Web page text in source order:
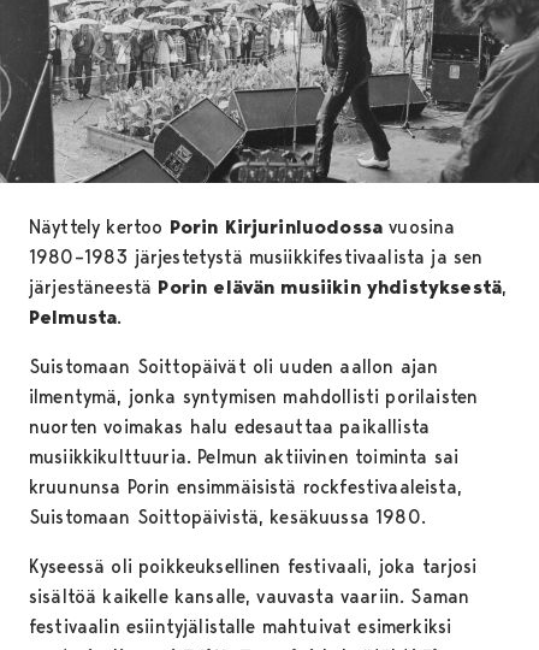
Näyttely kertoo Porin Kirjurinluodossa vuosina
1980–1983 järjestetystä musiikkifestivaalista ja sen
järjestäneestä Porin elävän musiikin yhdistyksestä,
Pelmusta.
Suistomaan Soittopäivät oli uuden aallon ajan
ilmentymä, jonka syntymisen mahdollisti porilaisten
nuorten voimakas halu edesauttaa paikallista
musiikkikulttuuria. Pelmun aktiivinen toiminta sai
kruununsa Porin ensimmäisistä rockfestivaaleista,
Suistomaan Soittopäivistä, kesäkuussa 1980.
Kyseessä oli poikkeuksellinen festivaali, joka tarjosi
sisältöä kaikelle kansalle, vauvasta vaariin. Saman
festivaalin esiintyjälistalle mahtuivat esimerkiksi